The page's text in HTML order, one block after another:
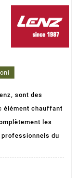
sont des
élément chauffant
les
du